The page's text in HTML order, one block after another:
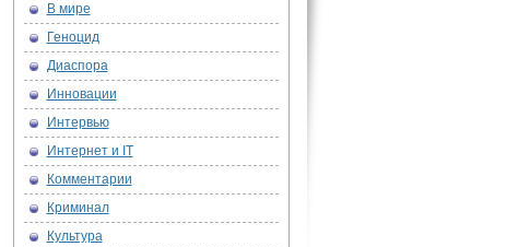
В мире
Геноцид
Диаспора
Инновации
Интервью
Интернет и IT
Комментарии
Криминал
Культура